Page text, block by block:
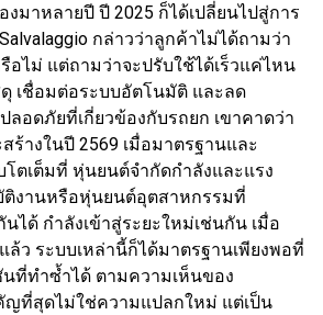
มาหลายปี ปี 2025 ก็ได้เปลี่ยนไปสู่การ
กล่าวว่าลูกค้าไม่ได้ถามว่า
อไม่ แต่ถามว่าจะปรับใช้ได้เร็วแค่ไหน
เชื่อมต่อระบบอัตโนมัติ และลด
อดภัยที่เกี่ยวข้องกับรถยก เขาคาดว่า
ร้างในปี 2569 เมื่อมาตรฐานและ
โตเต็มที่ หุ่นยนต์จำกัดกำลังและแรง
งานหรือหุ่นยนต์อุตสาหกรรมที่
ได้ กำลังเข้าสู่ระยะใหม่เช่นกัน เมื่อ
ว ระบบเหล่านี้ก็ได้มาตรฐานเพียงพอที่
ที่ทำซ้ำได้ ตามความเห็นของ
ญที่สุดไม่ใช่ความแปลกใหม่ แต่เป็น